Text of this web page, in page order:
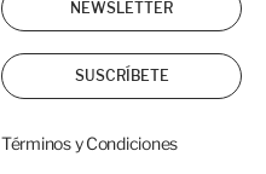
NEWSLETTER
SUSCRÍBETE
Términos y Condiciones